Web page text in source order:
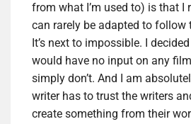
from what I’m used to) is that I
can rarely be adapted to follow
It’s next to impossible. I
would have no input on any
simply don’t. And I am
writer has to trust the writers
create something from their